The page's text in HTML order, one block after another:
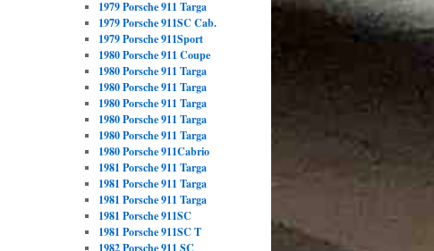
1979 Porsche 911 Targa
1979 Porsche 911SC Cab.
1979 Porsche 911Sport
1980 Porsche 911 Coupe
1980 Porsche 911 Targa
1980 Porsche 911 Targa
1980 Porsche 911 Targa
1980 Porsche 911 Targa
1980 Porsche 911 Targa
1980 Porsche 911Cabrio
1981 Porsche 911 Targa
1981 Porsche 911 Targa
1981 Porsche 911 Targa
1981 Porsche 911SC
1981 Porsche 911SC T
1982 Porsche 911 SC